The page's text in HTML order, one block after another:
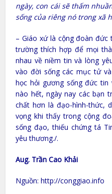
ngày, con cái sẽ thấm
sống của riêng nó trong xã
– Giáo xứ là cộng đoàn
trường thích hợp để mọi
nhau về niềm tin và lòng
vào đời sống các mục tử
học hỏi gương sống đức
nào hết, ngày nay các bạn
chất hơn là đạo-hình-thức,
vọng khi thấy trong cộng
sống đạo, thiếu chứng tá
yêu thương./.
Aug. Trần Cao Khải
Nguồn: http://conggiao.info